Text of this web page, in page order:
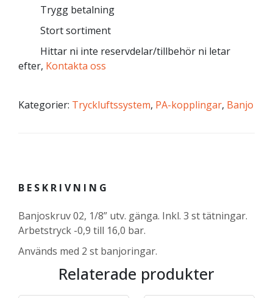
Trygg betalning
Stort sortiment
Hittar ni inte reservdelar/tillbehör ni letar
efter, Kontakta oss
Kategorier: Tryckluftssystem, PA-kopplingar, Banjo
BESKRIVNING
Banjoskruv 02, 1/8” utv. gänga. Inkl. 3 st tätningar.
Arbetstryck -0,9 till 16,0 bar.
Används med 2 st banjoringar.
Relaterade produkter